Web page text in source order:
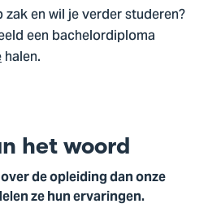
en wil je verder studeren?
een bachelordiploma
halen.
het woord
de opleiding dan onze
ze hun ervaringen.